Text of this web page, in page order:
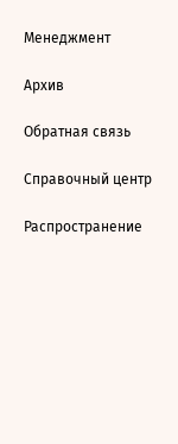
Менеджмент
Архив
Обратная связь
Справочный центр
Распространение